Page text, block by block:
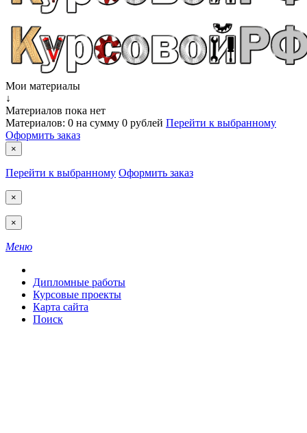
Мои материалы
↓
Материалов пока нет
Материалов: 0 на сумму 0 рублей Перейти к выбранному
Оформить заказ
×
Перейти к выбранному Оформить заказ
×
×
Меню
Дипломные работы
Курсовые проекты
Карта сайта
Поиск